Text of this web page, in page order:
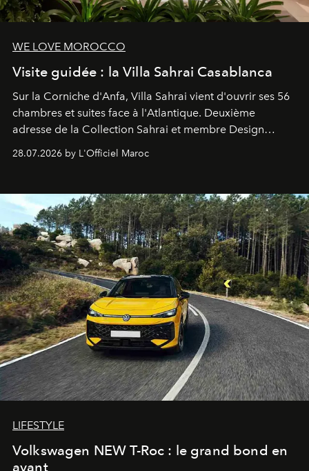
WE LOVE MOROCCO
Visite guidée : la Villa Sahrai Casablanca
Sur la Corniche d'Anfa, Villa Sahrai vient d'ouvrir ses 56
chambres et suites face à l'Atlantique. Deuxième
adresse de la Collection Sahrai et membre Design
Hotels, ce boutique-hôtel cinq étoiles signé Christophe
Pillet promet un lieu de vie complet. On y a déjeuné…
28.07.2026 by L'Officiel Maroc
LIFESTYLE
Volkswagen NEW T-Roc : le grand bond en
avant